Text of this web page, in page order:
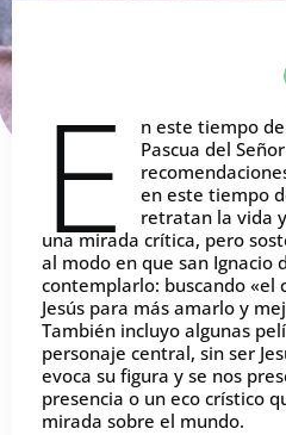
E
n este tiempo
Pascua del
en este tiempo
retratan la vida
una mirada crítica, pero
al modo en que san Ignacio
contemplarlo: buscando «el
Jesús para más amarlo y
También incluyo algunas
personaje central, sin ser
evoca su figura y se nos
presencia o un eco crístico
mirada sobre el mundo.